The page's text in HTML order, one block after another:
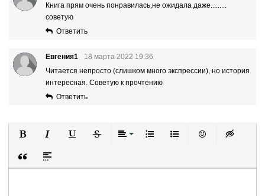
Книга прям очень понравилась,не ожидала даже.........
советую
Ответить
Евгения1
18 марта 2022 19:36
Читается непросто (слишком много экспрессии), но история
интересная. Советую к прочтению
Ответить
Вставка цитаты
Вставка спойлера